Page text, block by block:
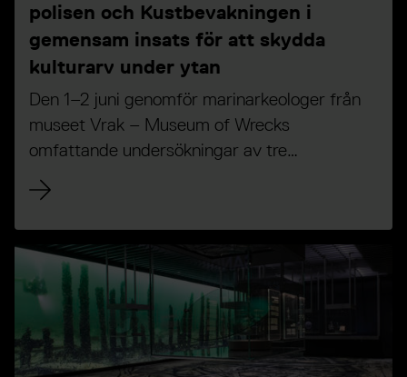
polisen och Kustbevakningen i
gemensam insats för att skydda
kulturarv under ytan
Den 1–2 juni genomför marinarkeologer från
museet Vrak – Museum of Wrecks
omfattande undersökningar av tre
kulturhistoriskt värdefulla vrak i
Ångermanälven och vid Ulvön i
Västernorrland. Arbetet sker på uppdrag av
Länsstyrelsen Västernorrland och genomförs i
nära samarbete med Kustbevakningen,
Polismyndigheten och Nordic Maritime
Group.